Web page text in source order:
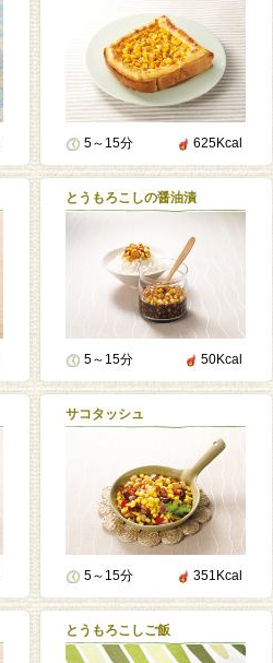
5～15分 625Kcal
とうもろこしの醤油漬
5～15分 50Kcal
サコタッシュ
5～15分 351Kcal
とうもろこしご飯